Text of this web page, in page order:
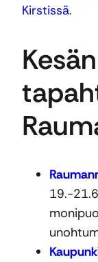
Kirstissä.
Kesän
19.-